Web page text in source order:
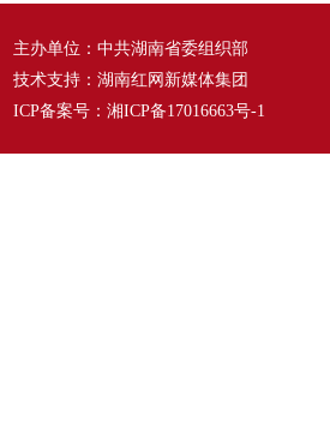
主办单位：中共湖南省委组织部
技术支持：湖南红网新媒体集团
ICP备案号： 湘ICP备17016663号-1